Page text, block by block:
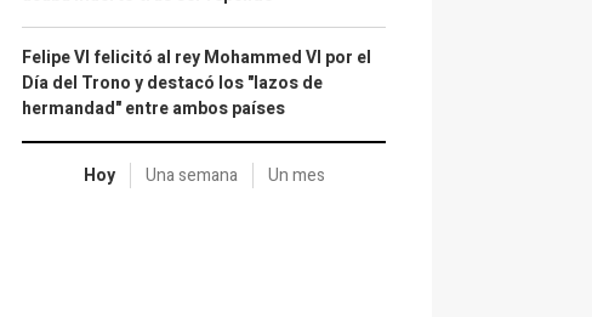
Felipe VI felicitó al rey Mohammed VI por el
Día del Trono y destacó los "lazos de
hermandad" entre ambos países
Hoy Una semana Un mes